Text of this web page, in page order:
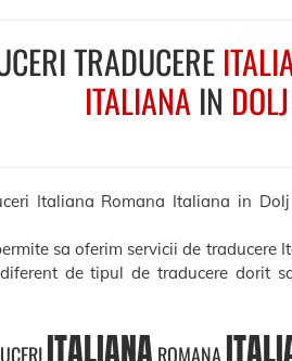
TRADUCERE
ITALIANA IN DOLJ
Italiana Romana Italiana in
sa oferim servicii de
de tipul de traducere dorit
ITALIANA ROMANA